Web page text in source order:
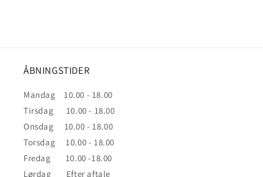
ÅBNINGSTIDER
Mandag 10.00 - 18.00
Tirsdag 10.00 - 18.00
Onsdag 10.00 - 18.00
Torsdag 10.00 - 18.00
Fredag 10.00 -18.00
Lørdag Efter aftale